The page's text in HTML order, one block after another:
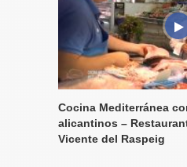
Cocina Mediterránea
alicantinos –
Vicente del Raspeig